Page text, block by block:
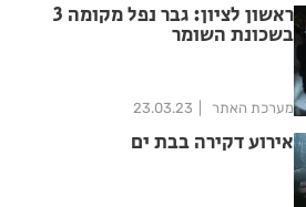
ראשון לציון: גבר נפל מקומה 3
בשכונת השומר
מערכת האתר 23.03.23
אירוע דקירה בבת ים